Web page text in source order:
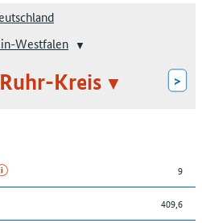
Westfalen
Kreis >
9
409,6